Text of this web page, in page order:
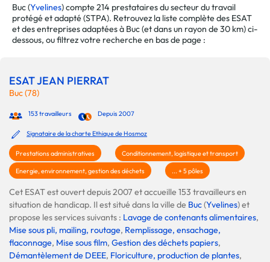
Buc (Yvelines) compte 214 prestataires du secteur du travail
protégé et adapté (STPA). Retrouvez la liste complète des ESAT
et des entreprises adaptées à Buc (et dans un rayon de 30 km) ci-
dessous, ou filtrez votre recherche en bas de page :
ESAT JEAN PIERRAT
Buc (78)
153 travailleurs Depuis 2007
Signataire de la charte Ethique de Hosmoz
Prestations administratives Conditionnement, logistique et transport
Energie, environnement, gestion des déchets ... + 5 pôles
Cet ESAT est ouvert depuis 2007 et accueille 153 travailleurs en
situation de handicap. Il est situé dans la ville de Buc(Yvelines) et
propose les services suivants : Lavage de contenants alimentaires,
Mise sous pli, mailing, routage, Remplissage, ensachage,
flaconnage, Mise sous film, Gestion des déchets papiers,
Démantèlement de DEEE, Floriculture, production de plantes,